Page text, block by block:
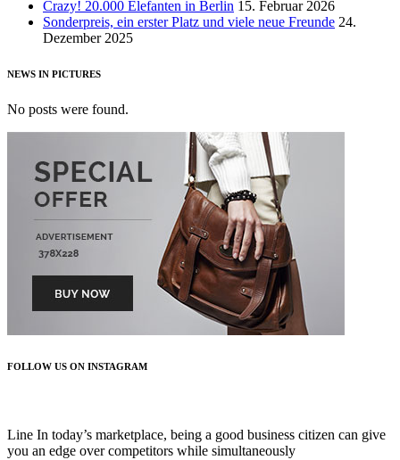
Crazy! 20.000 Elefanten in Berlin 15. Februar 2026
Sonderpreis, ein erster Platz und viele neue Freunde 24.
Dezember 2025
NEWS IN PICTURES
No posts were found.
FOLLOW US ON INSTAGRAM
Line In today’s marketplace, being a good business citizen can give
you an edge over competitors while simultaneously